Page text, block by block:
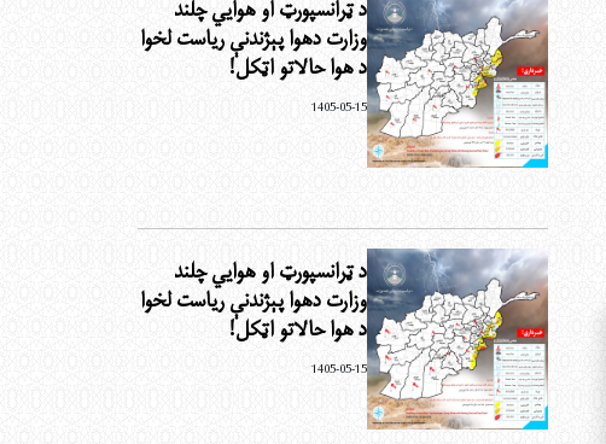
د ټرانسپورټ او هوايي چلند
وزارت دهوا پېژندنې ریاست لخوا
د هوا حالاتو اټکل!
1405-05-15
د ټرانسپورټ او هوايي چلند
وزارت دهوا پېژندنې ریاست لخوا
د هوا حالاتو اټکل!
1405-05-15